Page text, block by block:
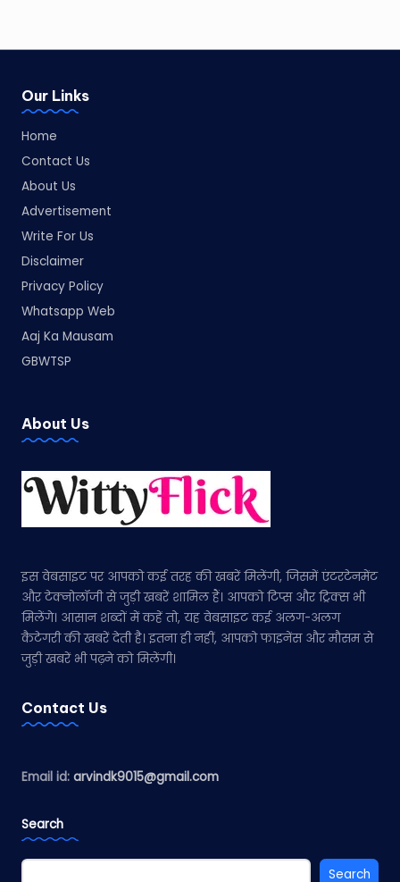
Our Links
Home
Contact Us
About Us
Advertisement
Write For Us
Disclaimer
Privacy Policy
Whatsapp Web
Aaj Ka Mausam
GBWTSP
About Us
इस वेबसाइट पर आपको कई तरह की खबरें मिलेंगी, जिसमें एंटरटेनमेंट
और टेक्नोलॉजी से जुड़ी खबरें शामिल हैं। आपको टिप्स और ट्रिक्स भी
मिलेंगे। आसान शब्दों में कहें तो, यह वेबसाइट कई अलग-अलग
कैटेगरी की खबरें देती है। इतना ही नहीं, आपको फाइनेंस और मौसम से
जुड़ी खबरें भी पढ़ने को मिलेंगी।
Contact Us
Email id: arvindk9015@gmail.com
Search
Search